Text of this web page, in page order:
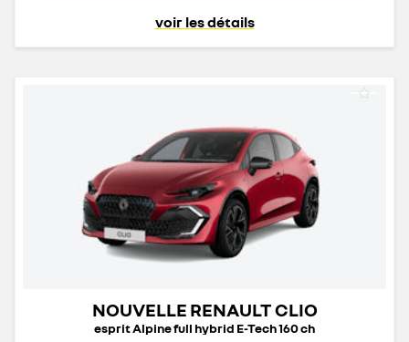
voir les détails
NOUVELLE RENAULT CLIO
esprit Alpine full hybrid E-Tech 160 ch